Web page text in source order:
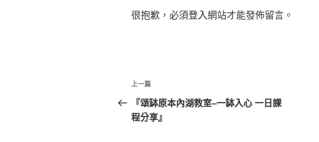
很抱歉，必須登入網站才能發佈留言。
文
章
導
上
一
篇
上一篇
『頌缽原本內湖教室–一缽入心 一日課
程分享』